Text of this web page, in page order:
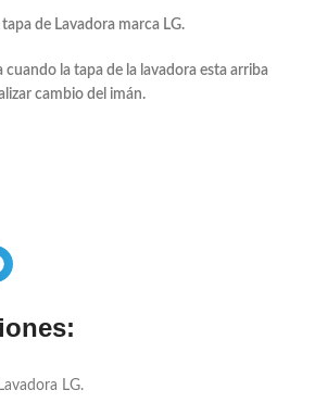
de Lavadora marca LG.
cuando la tapa de la lavadora esta arriba
cambio del imán.
LG.